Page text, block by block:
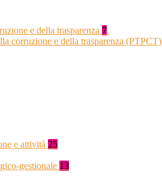
e della trasparenza 7
corruzione e della trasparenza (PTPCT)
e attività 25
gestionale 13